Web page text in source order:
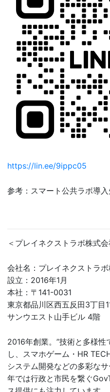
https://lin.ee/9ippc05
参考：スマート公共ラボ導
＜プレイネクストラボ株式
会社名：プレイネクストラ
設立：2016年1月
本社：〒141-0031
東京都品川区西五反田3丁目
サンウエスト山手ビル 4階
2016年創業。”技術と多様性
し、スマホゲーム・HR
システム開発などの多彩な
年では行政と市民を繋ぐ